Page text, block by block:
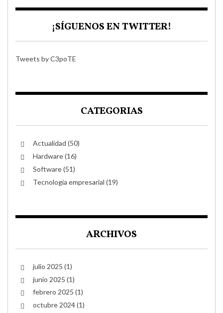
¡SÍGUENOS EN TWITTER!
Tweets by C3poTE
CATEGORIAS
Actualidad (50)
Hardware(16)
Software(51)
Tecnología empresarial (19)
ARCHIVOS
julio 2025 (1)
junio 2025 (1)
febrero 2025 (1)
octubre 2024(1)